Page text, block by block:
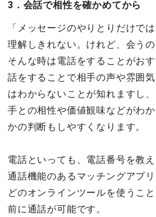
3．会話で相性を確かめてから
「メッセージのやりとりだけで
理解しきれない。けれど、会うの
そんな時は電話をすることがお
話をすることで相手の声や雰囲
はわからないことが知れますし
手との相性や価値観味などがわ
かの判断もしやすくなります。
電話といっても、電話番号を教
通話機能のあるマッチングアプ
どのオンラインツールを使うこ
前に通話が可能です。